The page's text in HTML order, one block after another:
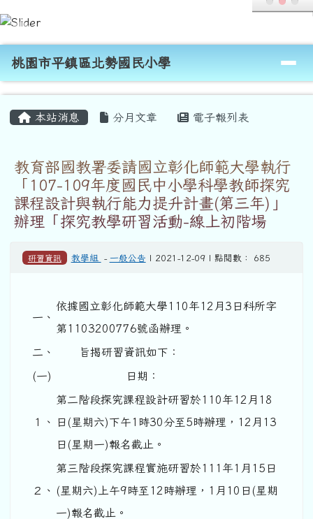
跳至主內容區
桃園市平鎮區北勢國民小學
導覽列
桃園市平鎮區北勢國民小學
本站消息 分月文章 電子報列表
教育部國教署委請國立彰化師範大學執行
「107-109年度國民中小學科學教師探究
課程設計與執行能力提升計畫(第三年)」
辦理「探究教學研習活動-線上初階場
研習資訊 教學組 - 一般公告 | 2021-12-09 | 點閱數： 685
一、
依據國立彰化師範大學110年12月3日科所字
第1103200776號函辦理。
二、 旨揭研習資訊如下：
(一) 日期：
１、
第二階段探究課程設計研習於110年12月18
日(星期六)下午1時30分至5時辦理，12月13
日(星期一)報名截止。
２、
第三階段探究課程實施研習於111年1月15日
(星期六)上午9時至12時辦理，1月10日(星期
一)報名截止。